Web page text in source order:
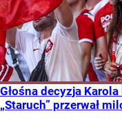
Głośna decyzja
„Staruch” przerwał